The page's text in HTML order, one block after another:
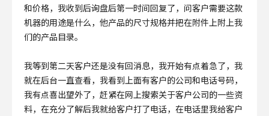
和价格，我收到后询盘后第一时间回复了，问客户需要这款
机器的用途是什么，他产品的尺寸规格并把在附件上附上我
们的产品目录。
我等到第二天客户还是没有回消息，我开始有点着急了，我
就在后台一直查看，我看到上面有客户的公司和电话号码，
我有点喜出望外了，赶紧在网上搜索关于客户公司的一些资
料，在充分了解后我就给客户打了电话，在电话里我给客户